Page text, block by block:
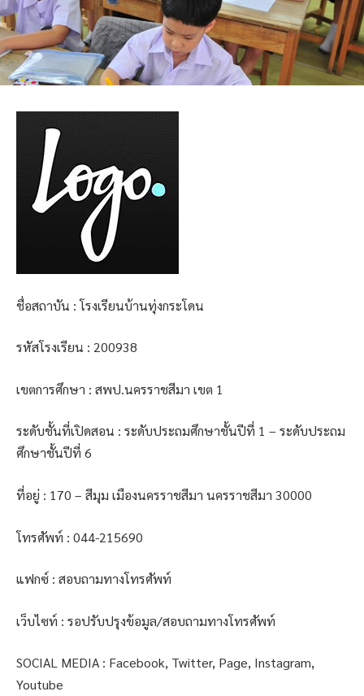
ชื่อสถาบัน : โรงเรียนบ้านทุ่งกระโดน
รหัสโรงเรียน : 200938
เขตการศึกษา : สพป.นครราชสีมา เขต 1
ระดับชั้นที่เปิดสอน : ระดับประถมศึกษาชั้นปีที่ 1 – ระดับประถม
ศึกษาชั้นปีที่ 6
ที่อยู่ : 170 – สีมุม เมืองนครราชสีมา นครราชสีมา 30000
โทรศัพท์ : 044-215690
แฟกซ์ : สอบถามทางโทรศัพท์
เว็บไซท์ : รอปรับปรุงข้อมูล/สอบถามทางโทรศัพท์
SOCIAL MEDIA : Facebook, Twitter, Page, Instagram,
Youtube